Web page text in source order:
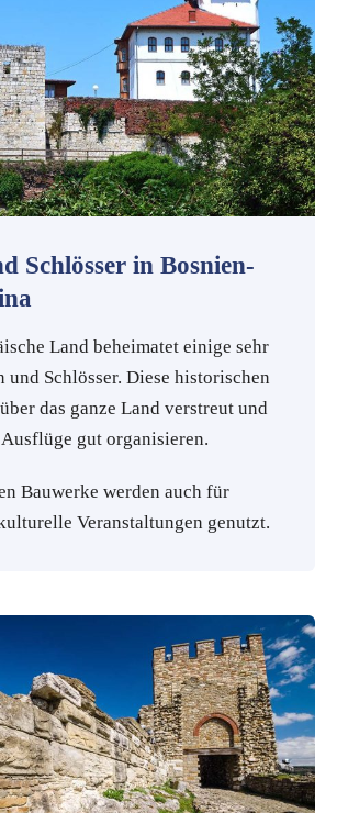
Schlösser in Bosnien-
Land beheimatet einige sehr
und Schlösser. Diese historischen
das ganze Land verstreut und
gut organisieren.
Bauwerke werden auch für
Veranstaltungen genutzt.